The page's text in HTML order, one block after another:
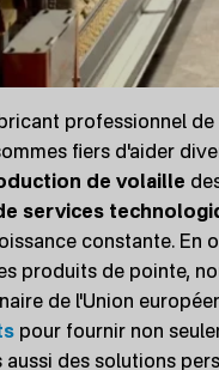
professionnel
fiers d'aider
de volaille
services
constante. En
produits de pointe,
de l'Union
pour fournir non
aussi des solutions